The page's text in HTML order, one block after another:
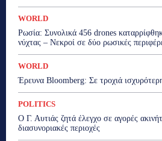
WORLD
Ρωσία: Συνολικά 456 drones
νύχτας – Νεκροί σε δύο ρωσικές
WORLD
Έρευνα Bloomberg: Σε τροχιά
POLITICS
Ο Γ. Αυτιάς ζητά έλεγχο σε αγορές
διασυνοριακές περιοχές